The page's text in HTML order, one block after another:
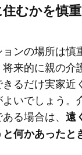
むかを慎
ンの場所は慎
来的に親の介
るだけ実家近
いでしょう。
る場合は、 遠
何かあったと